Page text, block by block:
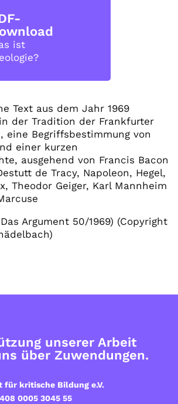
ist
Text aus dem Jahr 1969
der Tradition der Frankfurter
eine Begriffsbestimmung von
einer kurzen
ausgehend von Francis Bacon
de Tracy, Napoleon, Hegel,
Theodor Geiger, Karl Mannheim
Argument 50/1969) (Copyright
unserer Arbeit
über Zuwendungen.
für kritische Bildung e.V.
0005 3045 55